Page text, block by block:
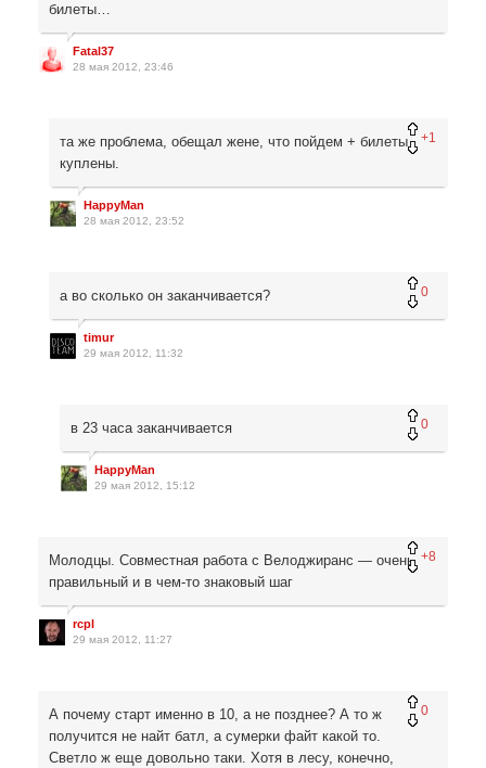
билеты…
Fatal37
28 мая 2012, 23:46
+1
та же проблема, обещал жене, что пойдем + билеты
куплены.
HappyMan
28 мая 2012, 23:52
0
а во сколько он заканчивается?
timur
29 мая 2012, 11:32
0
в 23 часа заканчивается
HappyMan
29 мая 2012, 15:12
+8
Молодцы. Совместная работа с Велоджиранс — очень
правильный и в чем-то знаковый шаг
rcpl
29 мая 2012, 11:27
0
А почему старт именно в 10, а не позднее? А то ж
получится не найт батл, а сумерки файт какой то.
Светло ж еще довольно таки. Хотя в лесу, конечно,